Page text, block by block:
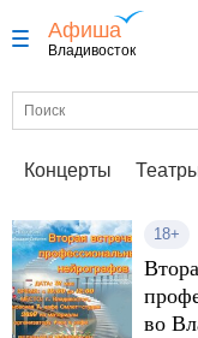
Афиша
Владивосток
Концерты
18+
во